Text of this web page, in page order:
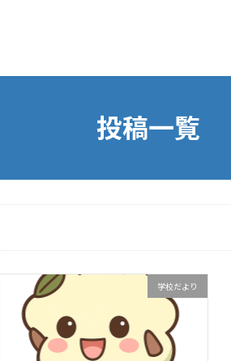
投稿一覧
学校だより